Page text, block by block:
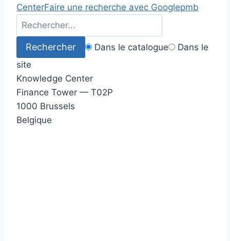
CenterFaire une recherche avec Googlepmb
Dans le catalogue
Dans le
site
Knowledge Center
Finance Tower — T02P
1000 Brussels
Belgique